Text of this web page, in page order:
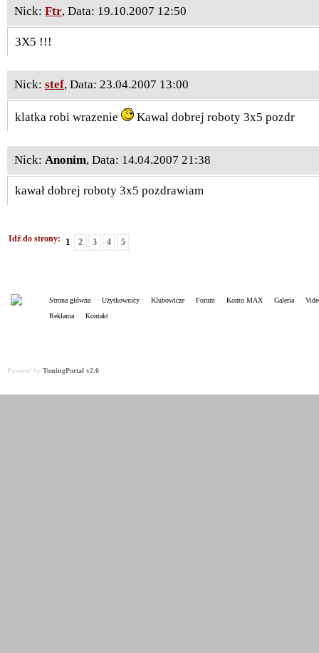
Nick: Ftr, Data: 19.10.2007 12:50
3X5 !!!
Nick: stef, Data: 23.04.2007 13:00
klatka robi wrazenie Kawal dobrej roboty 3x5 pozdr
Nick: Anonim, Data: 14.04.2007 21:38
kawał dobrej roboty 3x5 pozdrawiam
Idź do strony: 1 2 3 4 5
Strona główna Użytkownicy Klubowicze Forum Konto MAX Galeria
Reklama
Kontakt
Powered by TuningPortal v2.0